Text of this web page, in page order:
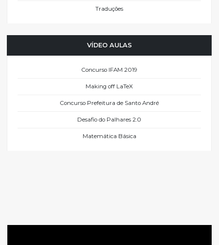
Traduções
VÍDEO AULAS
Concurso IFAM 2019
Making off LaTeX
Concurso Prefeitura de Santo André
Desafio do Palhares 2.0
Matemática Básica